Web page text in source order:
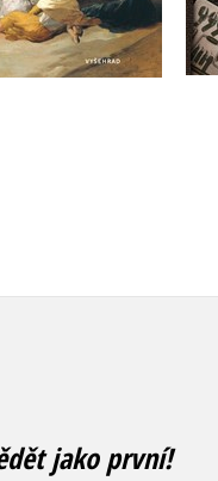
Do košíku
449 Kč
359 Kč
jako první!